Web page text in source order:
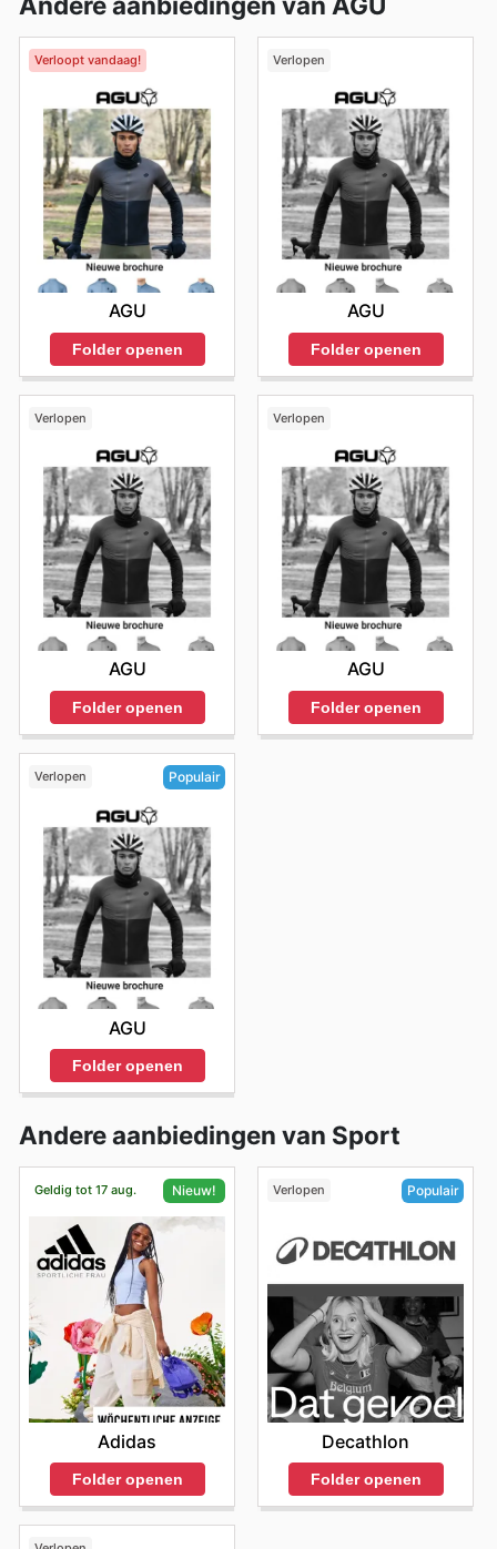
Verloopt vandaag!
AGU
Folder openen
Verlopen
AGU
Folder openen
Verlopen
AGU
Folder openen
Verlopen
AGU
Folder openen
Verlopen Populair
AGU
Folder openen
Andere aanbiedingen van Sport
Geldig tot 17 aug. Nieuw!
Adidas
Folder openen
Verlopen Populair
Decathlon
Folder openen